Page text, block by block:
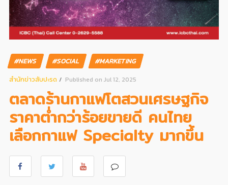
#NEWS #SOCIAL
#MARKETING
สํานักข่าวสับปะรด
Published on Jul 12, 2025
ตลาดร้านกาแฟโตสวนเศรษฐกิจ
ราคาต่ำกว่าร้อยขายดี คนไทย
เลือกกาแฟ Specialty มากขึ้น